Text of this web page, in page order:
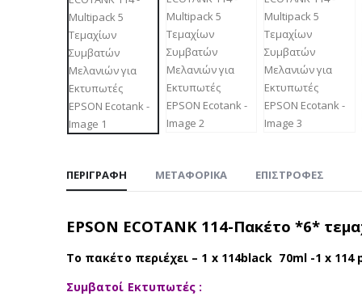
ΠΕΡΙΓΡΑΦΉ ΜΕΤΑΦΟΡΙΚΆ ΕΠΙΣΤΡΟΦΈΣ
EPSON ECOTANK 114-Πακέτο *6*
Το πακέτο περιέχει – 1 x 114black 70ml -1 x
Συμβατοί Εκτυπωτές :